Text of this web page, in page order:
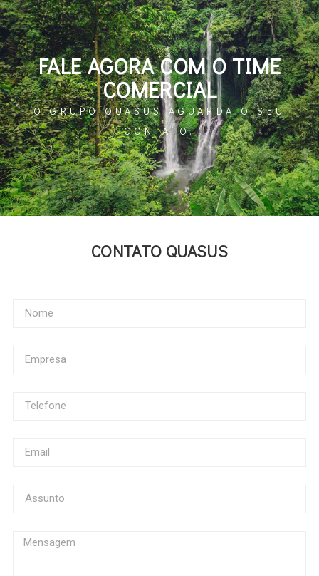
FALE AGORA COM O TIME
COMERCIAL
O GRUPO QUASUS AGUARDA O SEU
CONTATO.
CONTATO QUASUS